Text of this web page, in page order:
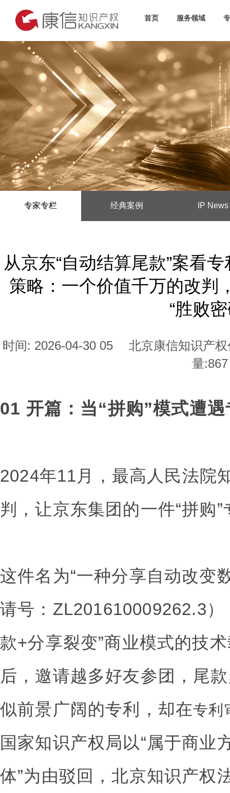
首页 服务领域
专家专栏 经典案例 IP News
从京东“自动结算尾款”案看
策略：一个价值千万的改判
“胜败密
时间: 2026-04-30 05
北京康信知识产
量:867
01 开篇：当“拼购”模式遭
2024年11月，最高人民法院
判，让京东集团的一件“拼购
这件名为“一种分享自动改变
请号：ZL201610009262.3）
款+分享裂变”商业模式的技
后，邀请越多好友参团，尾
似前景广阔的专利，却在专利
国家知识产权局以“属于商业
体”为由驳回，北京知识产权